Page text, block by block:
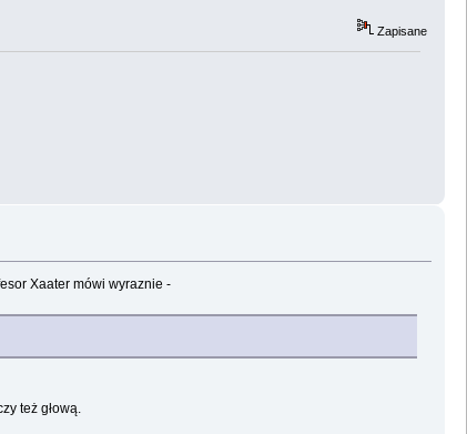
Zapisane
Xaater mówi wyraznie -
też głową.